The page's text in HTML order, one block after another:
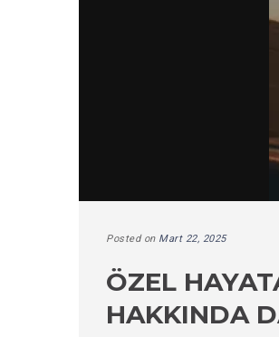
Posted on Mart 22, 2025
ÖZEL
HAKKINDA